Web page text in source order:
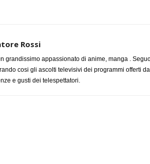
Rossi
grandissimo appassionato di anime, manga .
cosi gli ascolti televisivi dei programmi offerti
e gusti dei telespettatori.